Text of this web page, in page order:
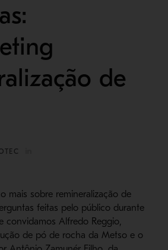
de
mais sobre remineralização de
feitas pelo público durante
convidamos Alfredo Reggio,
de pó de rocha da Metso e o